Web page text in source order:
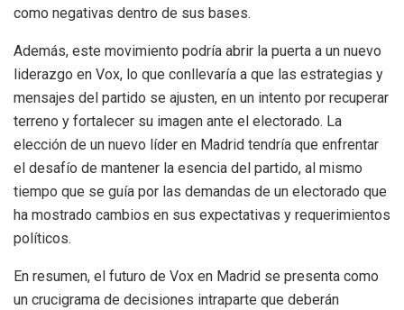
como negativas dentro de sus bases.
Además, este movimiento podría abrir la puerta a un nuevo
liderazgo en Vox, lo que conllevaría a que las estrategias y
mensajes del partido se ajusten, en un intento por recuperar
terreno y fortalecer su imagen ante el electorado. La
elección de un nuevo líder en Madrid tendría que enfrentar
el desafío de mantener la esencia del partido, al mismo
tiempo que se guía por las demandas de un electorado que
ha mostrado cambios en sus expectativas y requerimientos
políticos.
En resumen, el futuro de Vox en Madrid se presenta como
un crucigrama de decisiones intraparte que deberán